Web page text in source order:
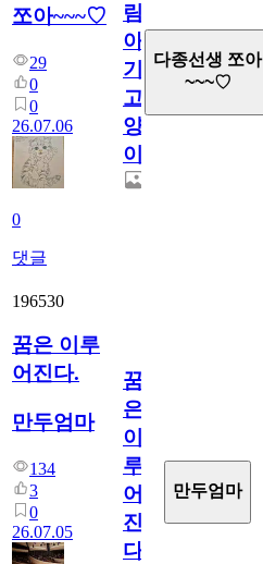
쪼아~~~♡
29
0
0
26.07.06
0
댓글
림...
아
기
고
양
이
다종선생 쪼아
~~~♡
196530
꿈은 이루
어진다.
만두엄마
134
3
0
26.07.05
꿈
은
이
루
어
진
다.
만두엄마